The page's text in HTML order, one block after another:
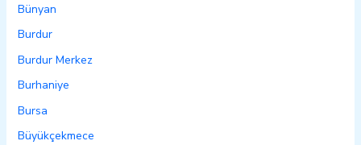
Bünyan
Burdur
Burdur Merkez
Burhaniye
Bursa
Büyükçekmece